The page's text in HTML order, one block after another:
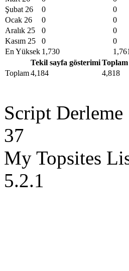
Şubat 26
0 0
Ocak 26
0 0
Aralık 25
0 0
Kasım 25
0 0
En Yüksek 1,730 1,761
Tekil sayfa gösterimi
Toplam4,184 4,818
Script
37
My Topsites
5.2.1